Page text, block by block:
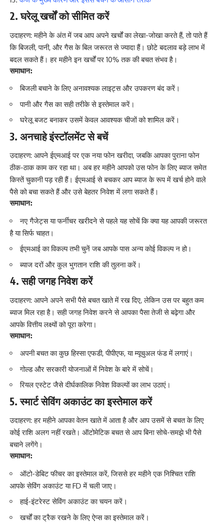
2. घरेलू खर्चों को सीमित करें
उदाहरण: महीने के अंत में जब आप अपने खर्चों का लेखा-जोखा करते हैं, तो पाते हैं
कि बिजली, पानी, और गैस के बिल जरूरत से ज्यादा हैं। छोटे बदलाव बड़े लाभ में
बदल सकते हैं। हर महीने इन खर्चों पर 10% तक की बचत संभव है।
समाधान:
बिजली बचाने के लिए अनावश्यक लाइट्स और उपकरण बंद करें।
पानी और गैस का सही तरीके से इस्तेमाल करें।
घरेलू बजट बनाकर उसमें केवल आवश्यक चीजों को शामिल करें।
3. अनचाहे इंस्टॉलमेंट से बचें
उदाहरण: आपने ईएमआई पर एक नया फोन खरीदा, जबकि आपका पुराना फोन
ठीक-ठाक काम कर रहा था। अब हर महीने आपको उस फोन के लिए ब्याज समेत
किस्तें चुकानी पड़ रही हैं। ईएमआई से बचकर आप ब्याज के रूप में खर्च होने वाले
पैसे को बचा सकते हैं और उसे बेहतर निवेश में लगा सकते हैं।
समाधान:
नए गैजेट्स या फर्नीचर खरीदने से पहले यह सोचें कि क्या यह आपकी जरूरत
है या सिर्फ चाहत।
ईएमआई का विकल्प तभी चुनें जब आपके पास अन्य कोई विकल्प न हो।
ब्याज दरों और कुल भुगतान राशि की तुलना करें।
4. सही जगह निवेश करें
उदाहरण: आपने अपने सभी पैसे बचत खाते में रख दिए, लेकिन उस पर बहुत कम
ब्याज मिल रहा है। सही जगह निवेश करने से आपका पैसा तेजी से बढ़ेगा और
आपके वित्तीय लक्ष्यों को पूरा करेगा।
समाधान:
अपनी बचत का कुछ हिस्सा एफडी, पीपीएफ, या म्यूचुअल फंड में लगाएं।
गोल्ड और सरकारी योजनाओं में निवेश के बारे में सोचें।
रियल एस्टेट जैसे दीर्घकालिक निवेश विकल्पों का लाभ उठाएं।
5. स्मार्ट सेविंग अकाउंट का इस्तेमाल करें
उदाहरण: हर महीने आपका वेतन खाते में आता है और आप उसमें से बचत के लिए
कोई राशि अलग नहीं रखते। ऑटोमेटिक बचत से आप बिना सोचे-समझे भी पैसे
बचाने लगेंगे।
समाधान:
ऑटो-डेबिट फीचर का इस्तेमाल करें, जिससे हर महीने एक निश्चित राशि
आपके सेविंग अकाउंट या FD में चली जाए।
हाई-इंटरेस्ट सेविंग अकाउंट का चयन करें।
खर्चों का ट्रैक रखने के लिए ऐप्स का इस्तेमाल करें।